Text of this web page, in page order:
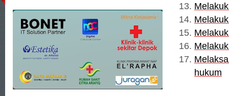
hukum